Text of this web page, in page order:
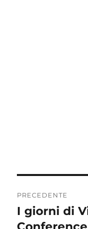
articoli
PRECEDENTE
Articolo
precedente:
I giorni di